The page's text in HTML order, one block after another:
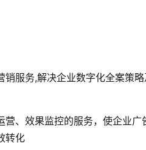
销服务,解决企业数字化全案策
、效果监控的服务，使企业广
转化